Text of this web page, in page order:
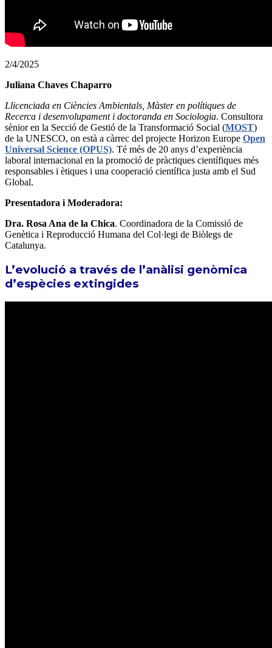
2/4/2025
Juliana Chaves Chaparro
Llicenciada en Ciències Ambientals, Màster en polítiques de
Recerca i desenvolupament i doctoranda en Sociologia. Consultora
sènior en la Secció de Gestió de la Transformació Social (MOST)
de la UNESCO, on està a càrrec del projecte Horizon Europe Open
Universal Science (OPUS). Té més de 20 anys d’experiència
laboral internacional en la promoció de pràctiques científiques més
responsables i ètiques i una cooperació científica justa amb el Sud
Global.
Presentadora i Moderadora:
Dra. Rosa Ana de la Chica. Coordinadora de la Comissió de
Genètica i Reproducció Humana del Col·legi de Biòlegs de
Catalunya.
L’evolució a través de l’anàlisi genòmica
d’espècies extingides